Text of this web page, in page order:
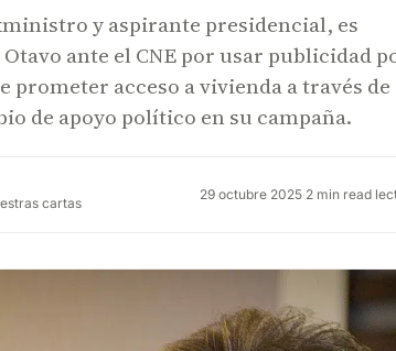
y aspirante presidencial, es
ante el CNE por usar publicidad
prometer acceso a vivienda a través de
de apoyo político en su campaña.
cartas 29 octubre 2025·2 min read